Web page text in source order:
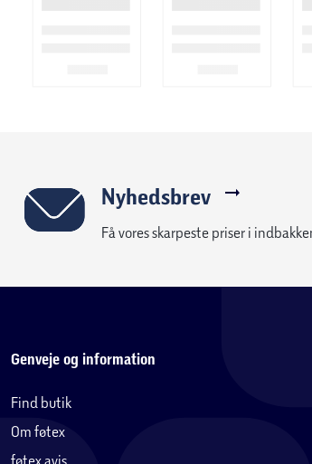
Nyhedsbrev
Få vores skarpeste priser i
Genveje og information
Find butik
Om føtex
føtex avis